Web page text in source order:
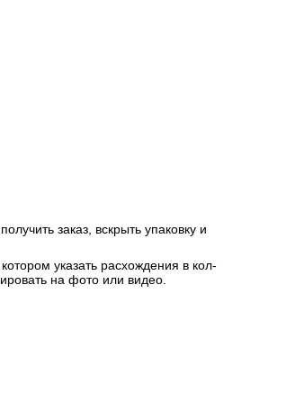
заказ, вскрыть упаковку и
указать расхождения в кол-
на фото или видео.